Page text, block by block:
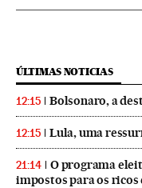
ÚLTIMAS NOTICIAS
12:15 Bolsonaro, a
12:15 Lula, uma
21:14
O programa
impostos para os